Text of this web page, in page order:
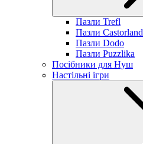
Пазли Trefl
Пазли Castorland
Пазли Dodo
Пазли Puzzlika
Посібники для Нуш
Настільні ігри